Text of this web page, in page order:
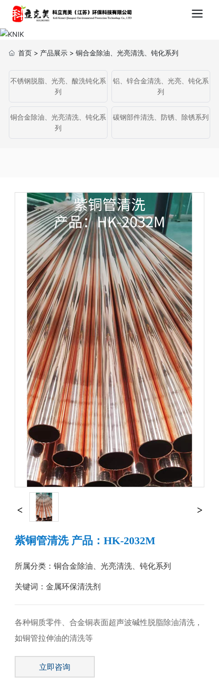
首页> 产品展示> 铜合金除油、光亮清洗、钝化系列
不锈钢脱脂、光亮、酸洗钝化系
列
铝、锌合金清洗、光亮、钝化系
列
铜合金除油、光亮清洗、钝化系
列
碳钢部件清洗、防锈、除锈系列
紫铜管清洗 产品：HK-2032M
所属分类： 铜合金除油、光亮清洗、钝化系列
关键词：金属环保清洗剂
各种铜质零件、合金铜表面超声波碱性脱脂除油清洗，
如铜管拉伸油的清洗等
立即咨询